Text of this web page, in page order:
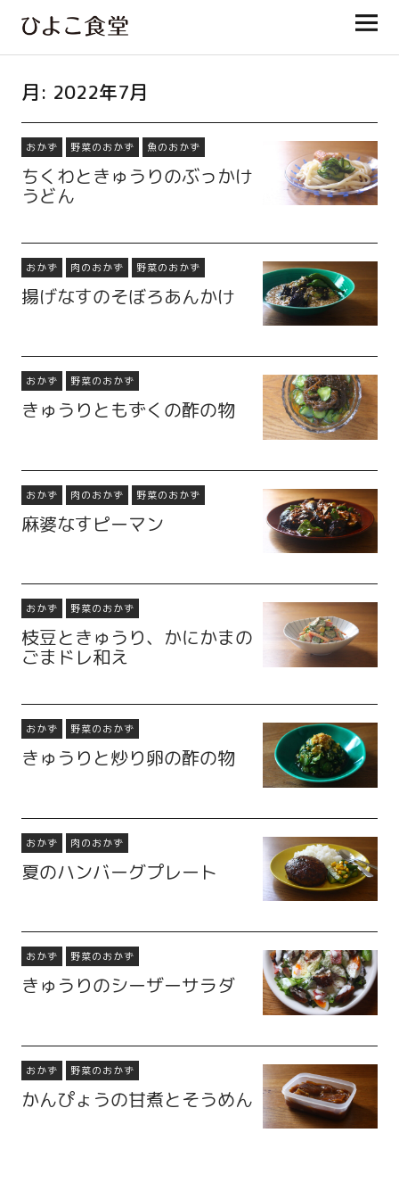
ひよこ食堂
月: 2022年7月
おかず 野菜のおかず 魚のおかず
ちくわときゅうりのぶっかけ
うどん
おかず 肉のおかず 野菜のおかず
揚げなすのそぼろあんかけ
おかず 野菜のおかず
きゅうりともずくの酢の物
おかず 肉のおかず 野菜のおかず
麻婆なすピーマン
おかず 野菜のおかず
枝豆ときゅうり、かにかまの
ごまドレ和え
おかず 野菜のおかず
きゅうりと炒り卵の酢の物
おかず 肉のおかず
夏のハンバーグプレート
おかず 野菜のおかず
きゅうりのシーザーサラダ
おかず 野菜のおかず
かんぴょうの甘煮とそうめん